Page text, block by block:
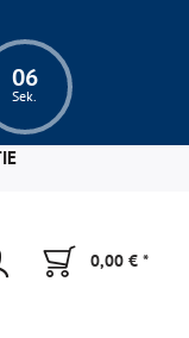
05
Sek.
0,00 € *